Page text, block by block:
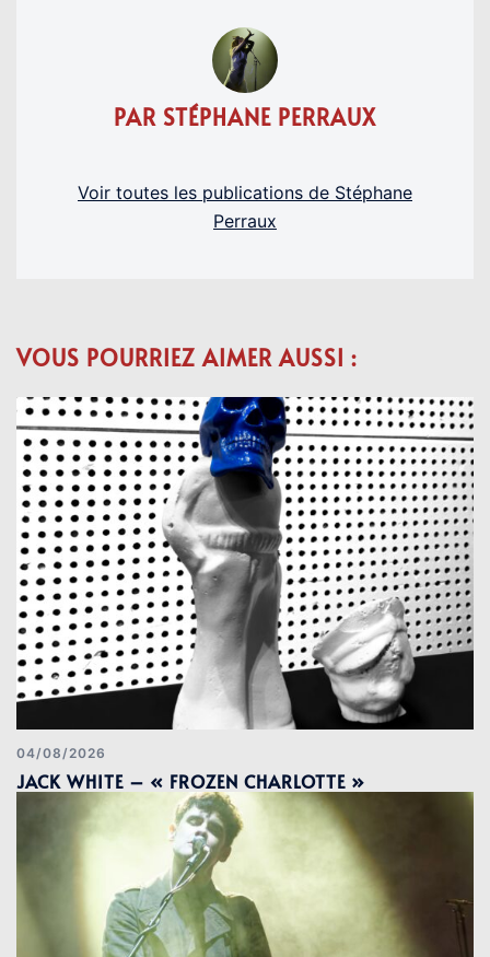
PAR STÉPHANE PERRAUX
Voir toutes les publications de Stéphane
Perraux
VOUS POURRIEZ AIMER AUSSI :
04/08/2026
JACK WHITE – « FROZEN CHARLOTTE »